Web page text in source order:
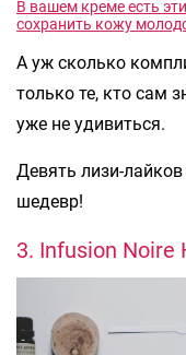
В вашем креме есть
сохранить кожу
А уж сколько
только те, кто сам
уже не удивиться.
Девять лизи-
шедевр!
3. Infusion Noire